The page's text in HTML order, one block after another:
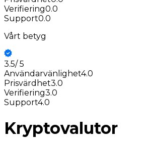
Verifiering0.0
Support0.0
Vårt betyg
3.5/5
Användarvänlighet4.0
Prisvärdhet3.0
Verifiering3.0
Support4.0
Kryptovalutor